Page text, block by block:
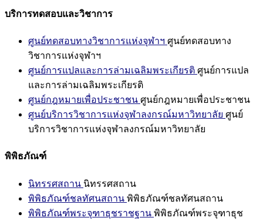
บริการทดสอบและวิชาการ
ศูนย์ทดสอบทางวิชาการแห่งจุฬาฯ ศูนย์ทดสอบทาง
วิชาการแห่งจุฬาฯ
ศูนย์การแปลและการล่ามเฉลิมพระเกียรติ ศูนย์การแปล
และการล่ามเฉลิมพระเกียรติ
ศูนย์กฎหมายเพื่อประชาชน ศูนย์กฎหมายเพื่อประชาชน
ศูนย์บริการวิชาการแห่งจุฬาลงกรณ์มหาวิทยาลัย ศูนย์
บริการวิชาการแห่งจุฬาลงกรณ์มหาวิทยาลัย
พิพิธภัณฑ์
นิทรรศสถาน นิทรรศสถาน
พิพิธภัณฑ์ชลทัศนสถาน พิพิธภัณฑ์ชลทัศนสถาน
พิพิธภัณฑ์พระจุฑาธุชราชฐาน พิพิธภัณฑ์พระจุฑาธุช